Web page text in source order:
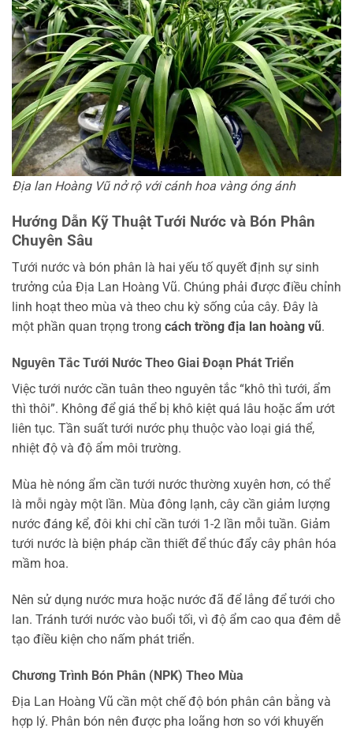
Địa lan Hoàng Vũ nở rộ với cánh hoa vàng óng ánh
Hướng Dẫn Kỹ Thuật Tưới Nước và Bón Phân
Chuyên Sâu
Tưới nước và bón phân là hai yếu tố quyết định sự sinh
trưởng của Địa Lan Hoàng Vũ. Chúng phải được điều chỉnh
linh hoạt theo mùa và theo chu kỳ sống của cây. Đây là
một phần quan trọng trong cách trồng địa lan hoàng vũ.
Nguyên Tắc Tưới Nước Theo Giai Đoạn Phát Triển
Việc tưới nước cần tuân theo nguyên tắc “khô thì tưới, ẩm
thì thôi”. Không để giá thể bị khô kiệt quá lâu hoặc ẩm ướt
liên tục. Tần suất tưới nước phụ thuộc vào loại giá thể,
nhiệt độ và độ ẩm môi trường.
Mùa hè nóng ẩm cần tưới nước thường xuyên hơn, có thể
là mỗi ngày một lần. Mùa đông lạnh, cây cần giảm lượng
nước đáng kể, đôi khi chỉ cần tưới 1-2 lần mỗi tuần. Giảm
tưới nước là biện pháp cần thiết để thúc đẩy cây phân hóa
mầm hoa.
Nên sử dụng nước mưa hoặc nước đã để lắng để tưới cho
lan. Tránh tưới nước vào buổi tối, vì độ ẩm cao qua đêm dễ
tạo điều kiện cho nấm phát triển.
Chương Trình Bón Phân (NPK) Theo Mùa
Địa Lan Hoàng Vũ cần một chế độ bón phân cân bằng và
hợp lý. Phân bón nên được pha loãng hơn so với khuyến